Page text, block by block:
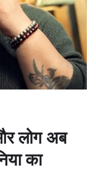
लोग अब
का